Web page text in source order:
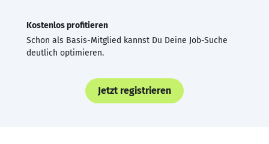
Kostenlos profitieren
Schon als Basis-Mitglied kannst Du Deine Job-Suche
deutlich optimieren.
Jetzt registrieren